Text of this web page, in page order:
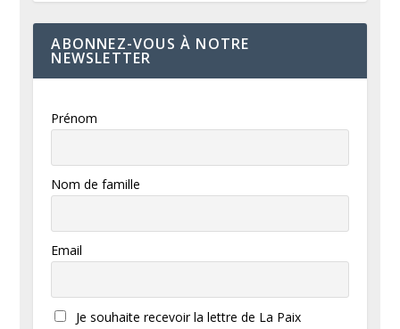
ABONNEZ-VOUS À NOTRE
NEWSLETTER
Prénom
Nom de famille
Email
Je souhaite recevoir la lettre de La Paix